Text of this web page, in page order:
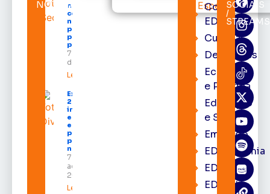
NOTÍCIASneste sábado
com shows,
negócios e
programação
para todos os
públicos
7 de agosto
de 2026
Leia mais »
Expofeira
2026
impulsiona
economia
e aumenta
procura
por hotéis
na capital
7 de
agosto de
2026
Leia mais »
Cortes
EDcast
Cultura
Destaques
Economia
e Política
Educação
e Saúde
Emprego
EDacademia
EDbrasília
EDcast
SOCIAIS
/
STREAMS